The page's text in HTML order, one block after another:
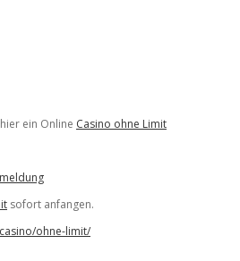
ein Online Casino ohne Limit
sofort anfangen.
ohne-limit/